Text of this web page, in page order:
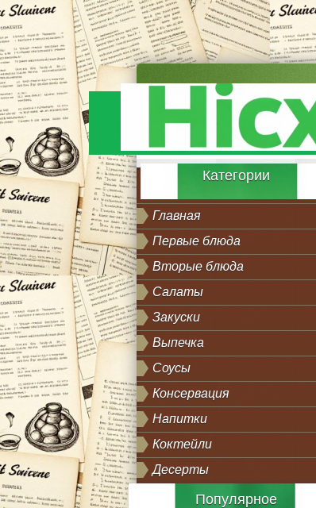
Категории
Главная
Первые блюда
Вторые блюда
Салаты
Закуски
Выпечка
Соусы
Консервация
Напитки
Коктейли
Десерты
Популярное